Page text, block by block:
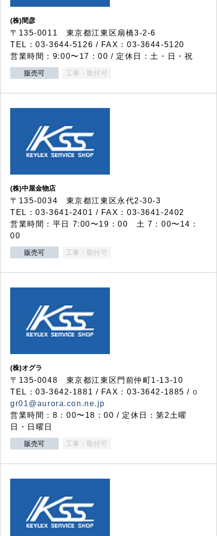
(株)間彦
〒135-0011 東京都江東区扇橋3-2-6
TEL：03-3644-5126 / FAX：03-3644-5120
営業時間：9:00〜17：00 / 定休日：土・日・祝
販売可 工事・取付可
(株)中屋金物店
〒135-0034 東京都江東区永代2-30-3
TEL：03-3641-2401 / FAX：03-3641-2402
営業時間：平日 7:00〜19：00 土 7：00〜14：
00
販売可 工事・取付可
(株)オグラ
〒135-0048 東京都江東区門前仲町1-13-10
TEL：03-3642-1881 / FAX：03-3642-1885 / o
gr01@aurora.con.ne.jp
営業時間：8：00〜18：00 / 定休日：第2土曜
日・日曜日
販売可 工事・取付可